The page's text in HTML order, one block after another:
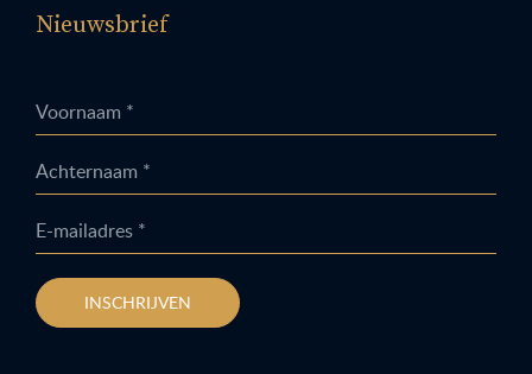
Nieuwsbrief
Voornaam *
Achternaam *
E-mailadres *
INSCHRIJVEN